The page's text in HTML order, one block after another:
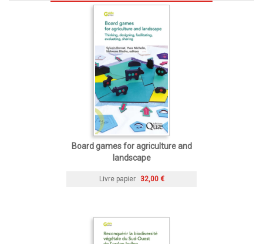
Board games for agriculture and
landscape
Livre papier 32,00 €